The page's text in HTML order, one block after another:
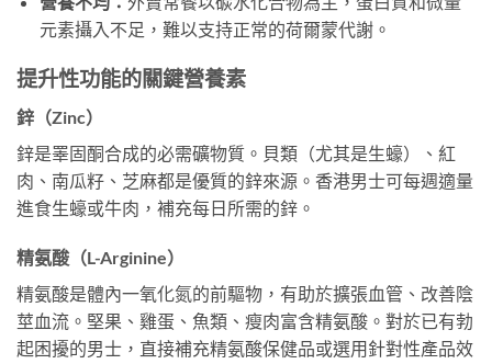
元素攝入不足，難以支持正常的荷爾蒙代謝。
提升性功能的關鍵營養素
鋅（Zinc）
鋅是睪固酮合成的必需礦物質。貝類（尤其是生蠔）、紅
肉、南瓜籽、芝麻都是優質的鋅來源。香港男士可每週適量
進食生蠔或牛肉，補充每日所需的鋅。
精氨酸（L-Arginine）
精氨酸是體內一氧化氮的前驅物，有助於擴張血管、改善陰
莖血流。堅果、雞蛋、魚類、瘦肉富含精氨酸。對於已有勃
起困擾的男士，直接補充精氨酸保健品或選用針對性產品效